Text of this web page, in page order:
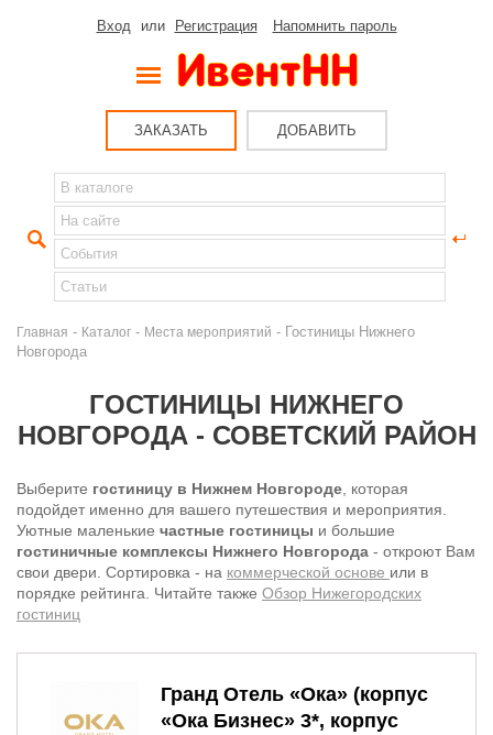
Вход или Регистрация Напомнить пароль
ЗАКАЗАТЬ ДОБАВИТЬ
Главная - Каталог - Места мероприятий - Гостиницы Нижнего
Новгорода
ГОСТИНИЦЫ НИЖНЕГО
НОВГОРОДА - СОВЕТСКИЙ РАЙОН
Выберите гостиницу в Нижнем Новгороде , которая
подойдет именно для вашего путешествия и мероприятия.
Уютные маленькие частные гостиницы и большие
гостиничные комплексы Нижнего Новгорода - откроют Вам
свои двери. Сортировка - на коммерческой основе или в
порядке рейтинга. Читайте также Обзор Нижегородских
гостиниц
Гранд Отель «Ока» (корпус
«Ока Бизнес» 3*, корпус